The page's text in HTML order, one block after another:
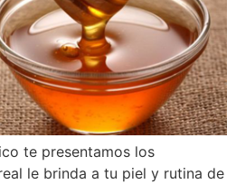
te presentamos los
le brinda a tu piel y rutina de